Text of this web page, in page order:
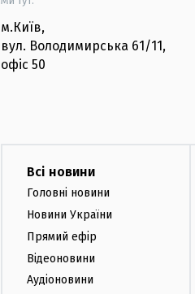
м.Київ,
вул. Володимирська 61/11,
офіс 50
Всі новини
Головні новини
Новини України
Прямий ефір
Відеоновини
Аудіоновини